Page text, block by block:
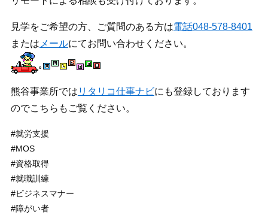
見学をご希望の方、ご質問のある方は電話048-578-8401
または メールにてお問い合わせください。
熊谷事業所では リタリコ仕事ナビにも登録しております
のでこちらもご覧ください。
#就労支援
#MOS
#資格取得
#就職訓練
#ビジネスマナー
#障がい者